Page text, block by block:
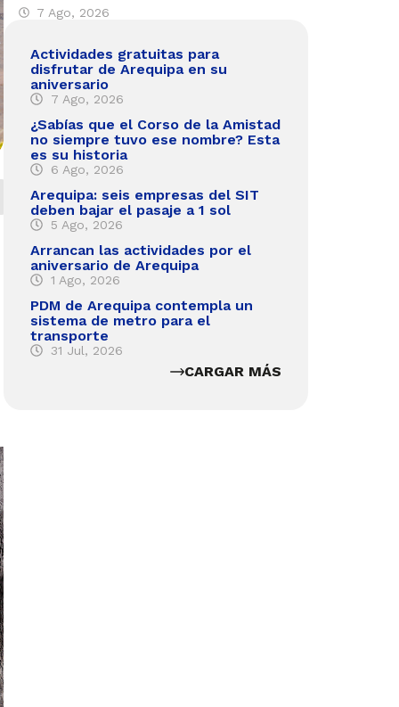
7 Ago, 2026
Actividades gratuitas para
disfrutar de Arequipa en su
aniversario
7 Ago, 2026
¿Sabías que el Corso de la Amistad
no siempre tuvo ese nombre? Esta
es su historia
6 Ago, 2026
Arequipa: seis empresas del SIT
deben bajar el pasaje a 1 sol
5 Ago, 2026
Arrancan las actividades por el
aniversario de Arequipa
1 Ago, 2026
PDM de Arequipa contempla un
sistema de metro para el
transporte
31 Jul, 2026
CARGAR MÁS